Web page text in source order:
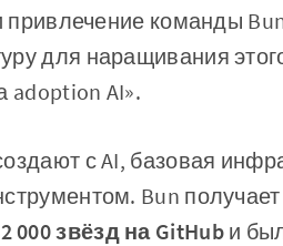
привлечение команды
для наращивания
adoption AI».
с AI, базовая
Bun получает
000 звёзд на GitHubи